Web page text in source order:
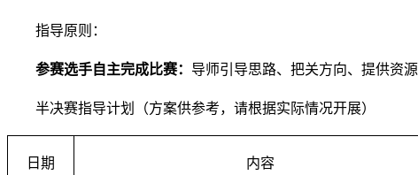
指导原则：
参赛选手自主完成比赛： 导师引导思路、把关方向、提供资
半决赛指导计划（方案供参考，请根据实际情况开展）
日期 内容